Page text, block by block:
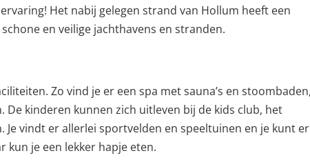
Het nabij gelegen strand van Hollum heeft een
en veilige jachthavens en stranden.
Zo vind je er een spa met sauna’s en
kinderen kunnen zich uitleven bij de kids club, het
vindt er allerlei sportvelden en speeltuinen en je kunt er
kun je een lekker hapje eten.